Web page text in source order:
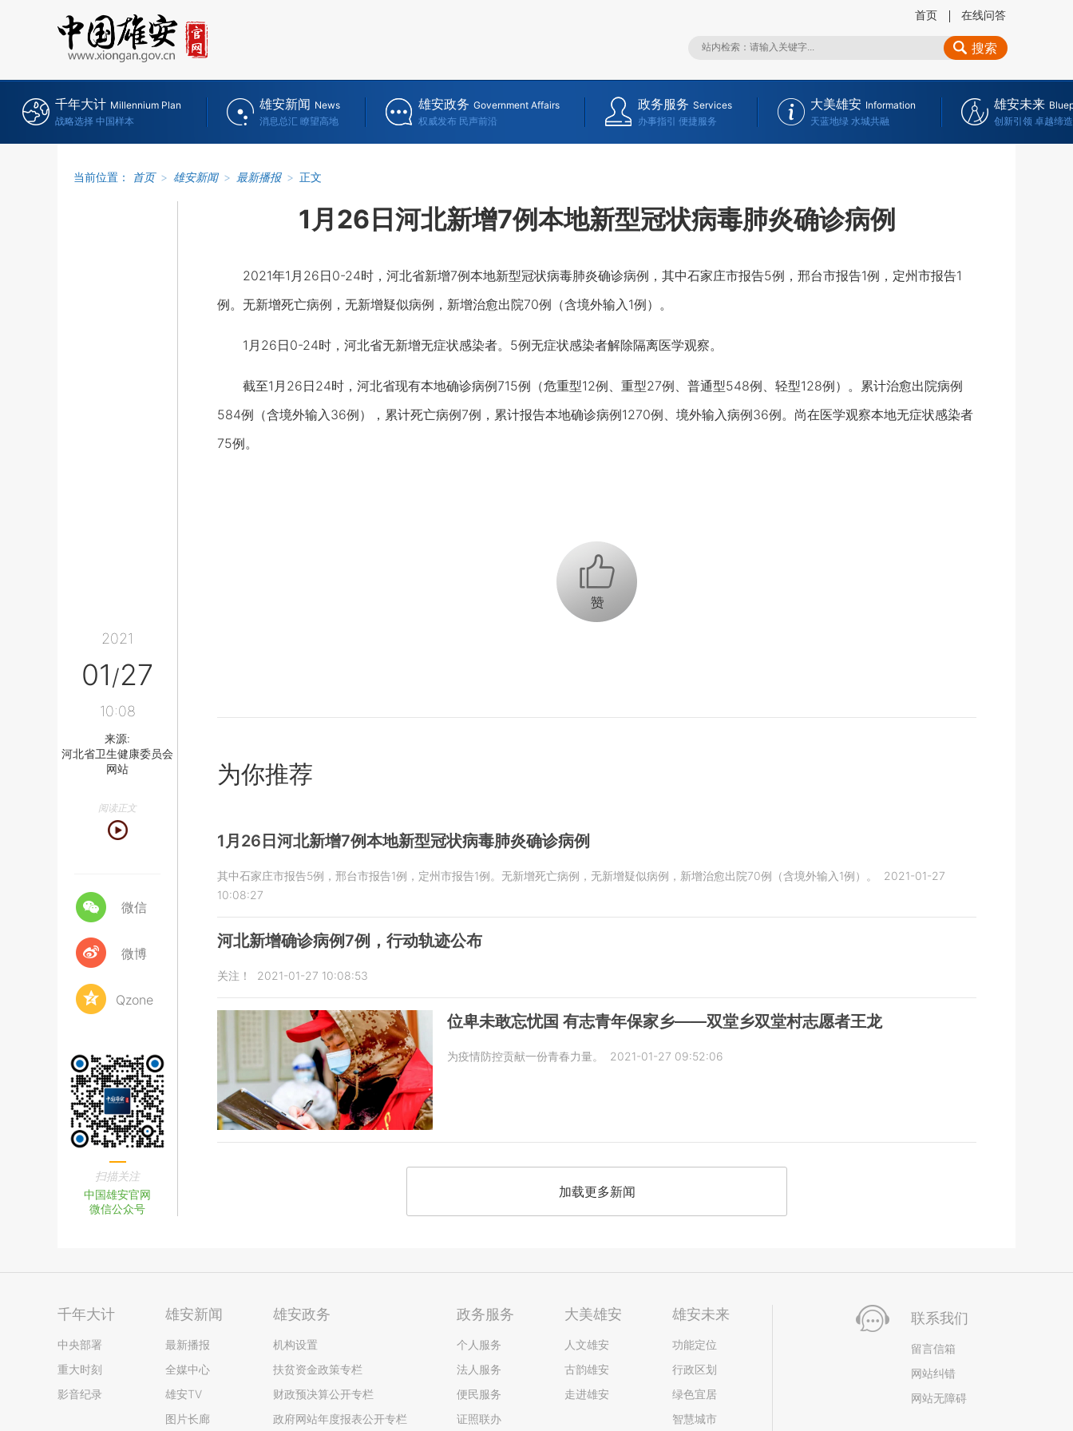
首页 在线问答
搜索
千年大计 Millennium Plan
战略选择 中国样本
雄安新闻 News
消息总汇 瞭望高地
雄安政务 Government Affairs
权威发布 民声前沿
政务服务 Services
办事指引 便捷服务
大美雄安 Information
天蓝地绿 水城共融
雄安未来
创新引领 卓越缔造
当前位置： 首页 > 雄安新闻 > 最新播报 > 正文
2021
01/27
10:08
来源:
河北省卫生健康委员会
网站
阅读正文
微信
微博
Qzone
扫描关注
中国雄安官网
微信公众号
1月26日河北新增7例本地新型冠状病毒肺炎确诊病例
2021年1月26日0-24时，河北省新增7例本地新型冠状病毒肺炎确诊病例，其中石家庄市报告5例，邢台市报告1例，定州市报告1
例。无新增死亡病例，无新增疑似病例，新增治愈出院70例（含境外输入1例）。
1月26日0-24时，河北省无新增无症状感染者。5例无症状感染者解除隔离医学观察。
截至1月26日24时，河北省现有本地确诊病例715例（危重型12例、重型27例、普通型548例、轻型128例）。累计治愈出院病例
584例（含境外输入36例），累计死亡病例7例，累计报告本地确诊病例1270例、境外输入病例36例。尚在医学观察本地无症状感染者
75例。
+1
为你推荐
1月26日河北新增7例本地新型冠状病毒肺炎确诊病例
其中石家庄市报告5例，邢台市报告1例，定州市报告1例。无新增死亡病例，无新增疑似病例，新增治愈出院70例（含境外输入1例）。
2021-01-27
10:08:27
河北新增确诊病例7例，行动轨迹公布
关注！ 2021-01-27 10:08:53
位卑未敢忘忧国 有志青年保家乡——双堂乡双堂村志愿者王龙
为疫情防控贡献一份青春力量。 2021-01-27 09:52:06
加载更多新闻
千年大计
中央部署
重大时刻
影音纪录
雄安新闻
最新播报
全媒中心
雄安TV
图片长廊
雄安政务
机构设置
扶贫资金政策专栏
财政预决算公开专栏
政府网站年度报表公开专栏
政务服务
个人服务
法人服务
便民服务
证照联办
大美雄安
人文雄安
古韵雄安
走进雄安
雄安未来
功能定位
行政区划
绿色宜居
智慧城市
联系我们
留言信箱
网站纠错
网站无障碍